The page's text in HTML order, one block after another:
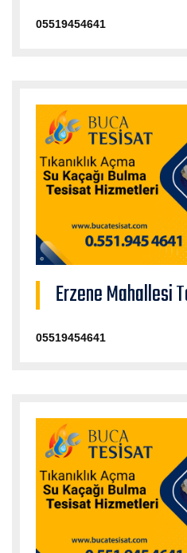
05519454641
Erzene Mahallesi
05519454641